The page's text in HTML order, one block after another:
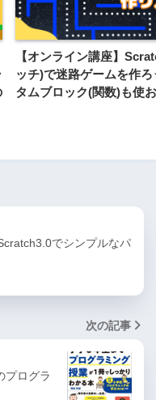
【オンライン講座】
ッチ)で迷路ゲームを作
タムブロック(関数)も使
でシンプルなパ
次の記事
プログラ